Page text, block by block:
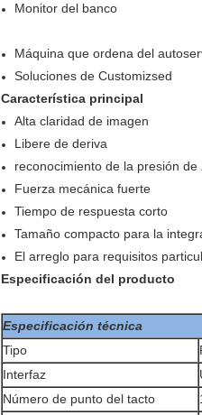
Monitor del banco
Máquina que ordena del
Soluciones de Customizsed
Característica principal
Alta claridad de imagen
Libere de deriva
reconocimiento de la presión de
Fuerza mecánica fuerte
Tiempo de respuesta corto
Tamaño compacto para la
El arreglo para requisitos
Especificación del producto
Especificación técnica
Tipo
Interfaz
Número de punto del tacto